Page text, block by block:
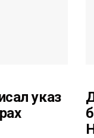
указ